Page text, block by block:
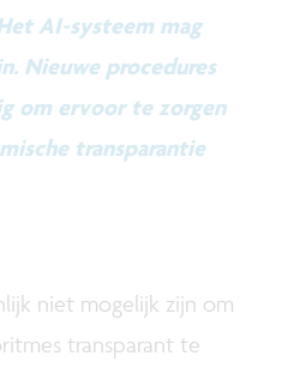
AI-systeem mag
Nieuwe procedures
om ervoor te zorgen
transparantie
niet mogelijk zijn om
transparant te